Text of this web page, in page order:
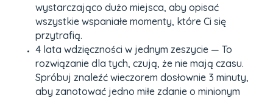
wystarczająco dużo miejsca, aby opisać
wszystkie wspaniałe momenty, które Ci się
przytrafią.
4 lata wdzięczności w jednym zeszycie — To
rozwiązanie dla tych, czują, że nie mają czasu.
Spróbuj znaleźć wieczorem dosłownie 3 minuty,
aby zanotować jedno miłe zdanie o minionym